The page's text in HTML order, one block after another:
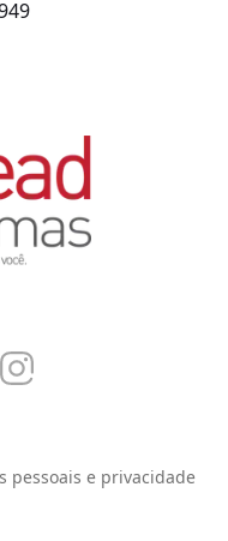
pessoais e privacidade